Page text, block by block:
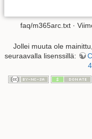
faq/m365arc.txt ·
Jollei muuta ole
seuraavalla lisenssillä: